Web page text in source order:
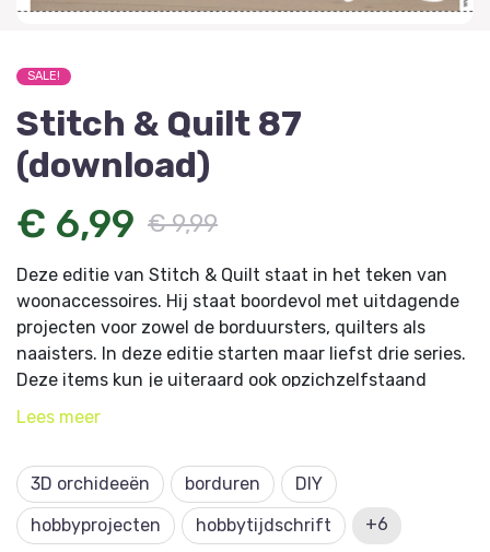
SALE!
Stitch & Quilt 87
(download)
€ 6,99 € 9,99
Deze editie van Stitch & Quilt staat in het teken van
woonaccessoires. Hij staat boordevol met uitdagende
projecten voor zowel de borduursters, quilters als
naaisters. In deze editie starten maar liefst drie series.
Deze items kun je uiteraard ook opzichzelfstaand
gebruiken. Ga aan de slag met een wandkleed
Deze editie is onderdeel van het Stitch en Quilt
abonnement.Geen abonnee? Meld je hier aan.
Lees meer
3D orchideeën borduren
DIY
hobbyprojecten
hobbytijdschrift +6